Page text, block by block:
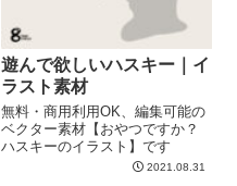
遊んで欲しいハスキー｜イ
ラスト素材
無料・商用利用OK、編集可能の
ベクター素材【おやつですか？
ハスキーのイラスト】です
2021.08.31